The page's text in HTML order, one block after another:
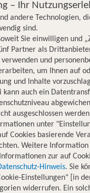
– Ihr
andere Technologien,
sind.
Sie einwilligen und
Partner als
und
um Ihnen auf
und Inhalte
kann auch ein
ausgeschlossen
unter
Cookies basierende
Weitere Information
zur auf
Hinweis. Sie
Einstellungen" [in
widerrufen. Ein